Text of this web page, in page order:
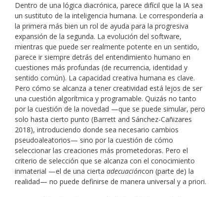
Dentro de una lógica diacrónica, parece difícil que la IA sea
un sustituto de la inteligencia humana. Le correspondería a
la primera más bien un rol de ayuda para la progresiva
expansión de la segunda. La evolución del software,
mientras que puede ser realmente potente en un sentido,
parece ir siempre detrás del entendimiento humano en
cuestiones más profundas (de recurrencia, identidad y
sentido común). La capacidad creativa humana es clave.
Pero cómo se alcanza a tener creatividad está lejos de ser
una cuestión algorítmica y programable. Quizás no tanto
por la cuestión de la novedad —que se puede simular, pero
solo hasta cierto punto (Barrett and Sánchez-Cañizares
2018), introduciendo donde sea necesario cambios
pseudoaleatorios— sino por la cuestión de cómo
seleccionar las creaciones más prometedoras. Pero el
criterio de selección que se alcanza con el conocimiento
inmaterial —el de una cierta adecuacióncon (parte de) la
realidad— no puede definirse de manera universal y a priori.